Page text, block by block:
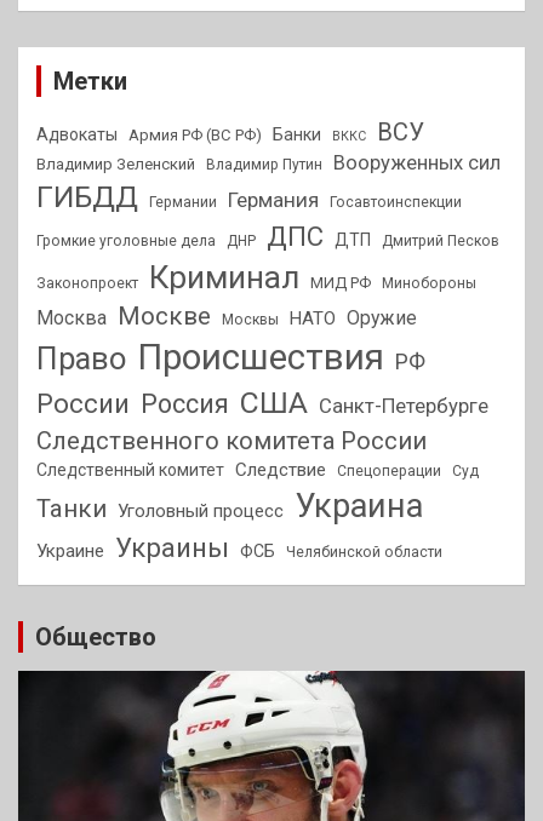
Метки
Адвокаты Армия РФ (ВС РФ) Банки ВККС ВСУ
Владимир Зеленский Владимир Путин Вооруженных сил
ГИБДД Германии Германия Госавтоинспекции
Громкие уголовные дела ДНР ДПС ДТП Дмитрий Песков
Законопроект Криминал МИД РФ Минобороны
Москва Москве Москвы НАТО Оружие
Право Происшествия РФ
России Россия США Санкт-Петербурге
Следственного комитета России
Следственный комитет Следствие Спецоперации Суд
Танки Уголовный процесс Украина
Украине Украины ФСБ Челябинской области
Общество